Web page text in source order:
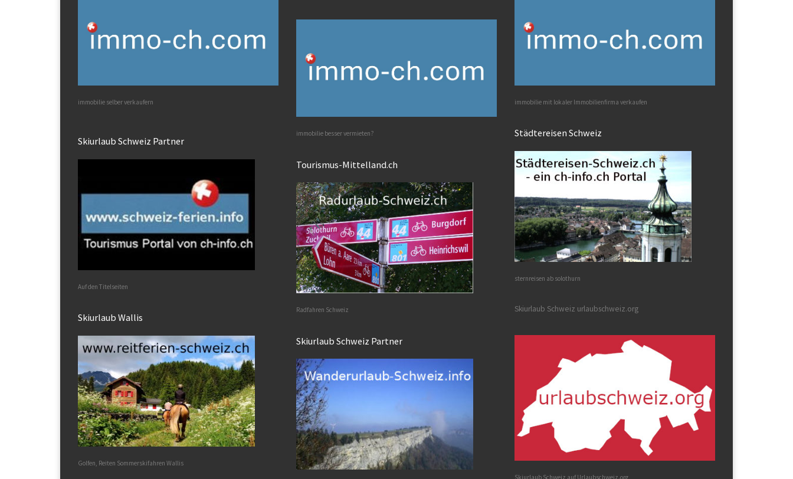
immobilie selber verkaufern
Skiurlaub Schweiz Partner
Auf den Titelseiten
Skiurlaub Wallis
Golfen, Reiten Sommerskifahren Wallis
immobilie besser vermieten?
Tourismus-Mittelland.ch
Radfahren Schweiz
Skiurlaub Schweiz Partner
immobilie mit lokaler Immobilienfirma verkaufen
Städtereisen Schweiz
sternreisen ab solothurn
Skiurlaub Schweiz urlaubschweiz.org
Skiurlaub Schweiz auf Urlaubschweiz.org